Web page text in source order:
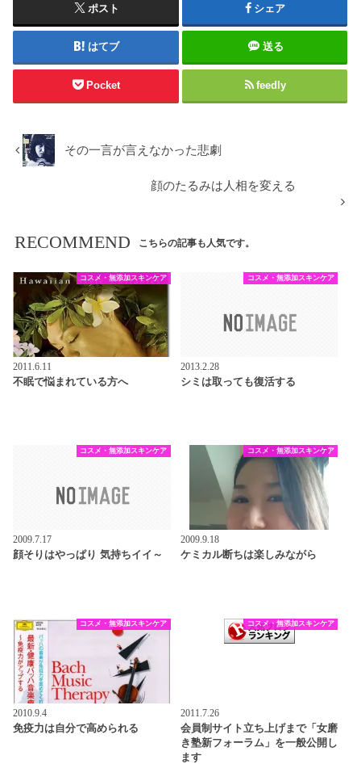
ポスト シェア
はてブ 送る
Pocket feedly
その一言が言えなかった悲劇
顔のたるみは人相を変える
RECOMMEND こちらの記事も人気です。
コスメ・無添加スキンケア
2011.6.11
不眠で悩まれている方へ
コスメ・無添加スキンケア
2013.2.28
シミは取っても復活する
コスメ・無添加スキンケア
2009.7.17
顔そりはやっぱり 気持ちイイ～
コスメ・無添加スキンケア
2009.9.18
ケミカル断ちは楽しみながら
コスメ・無添加スキンケア
2010.9.4
免疫力は自分で高められる
コスメ・無添加スキンケア
2011.7.26
会員制サイト立ち上げまで「女磨
き塾新フォーラム」を一般公開し
ます